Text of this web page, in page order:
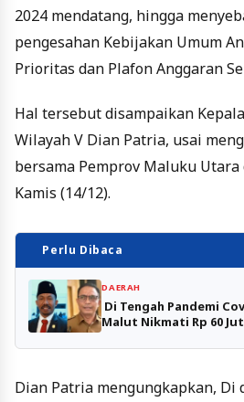
2024 mendatang, hingga
pengesahan Kebijakan Umum
Prioritas dan Plafon Anggaran
Hal tersebut disampaikan
Wilayah V Dian Patria, usai
bersama Pemprov Maluku Utara
Kamis (14/12).
Perlu Dibaca
DAERAH
Di Tengah Pandemi
Dian Patria mengungkapkan, Di